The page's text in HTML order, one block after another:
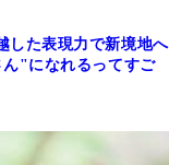
した表現力で新境地へ
ん"になれるってすご